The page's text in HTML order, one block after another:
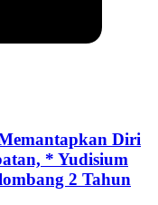
Diri
* Yudisium
2 Tahun